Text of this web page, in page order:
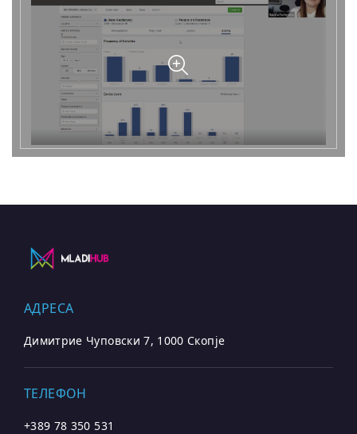
АДРЕСА
Димитрие Чуповски 7, 1000 Скопје
ТЕЛЕФОН
+389 78 350 531